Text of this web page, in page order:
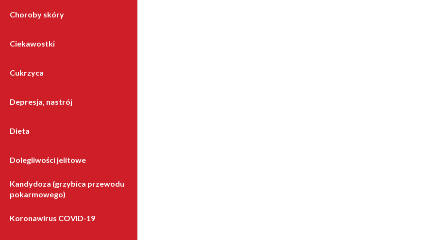
Choroby skóry
Ciekawostki
Cukrzyca
Depresja, nastrój
Dieta
Dolegliwości jelitowe
Kandydoza (grzybica przewodu
pokarmowego)
Koronawirus COVID-19